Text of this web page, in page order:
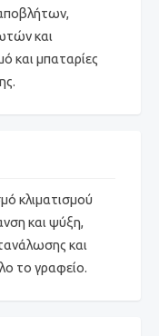
και
και μπαταρίες
κλιματισμού
και ψύξη,
και
το γραφείο.